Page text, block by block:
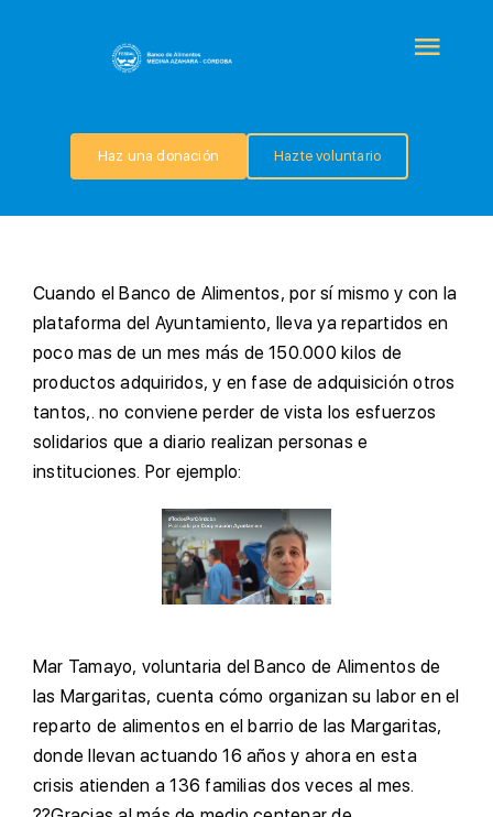
QUIÉNES SOMOS
TRANSPARENCIA
NOTICIAS
Haz una donación Hazte voluntario
Cuando el Banco de Alimentos, por sí mismo y con la
plataforma del Ayuntamiento, lleva ya repartidos en
poco mas de un mes más de 150.000 kilos de
productos adquiridos, y en fase de adquisición otros
tantos,. no conviene perder de vista los esfuerzos
solidarios que a diario realizan personas e
instituciones. Por ejemplo:
Mar Tamayo, voluntaria del Banco de Alimentos de
las Margaritas, cuenta cómo organizan su labor en el
reparto de alimentos en el barrio de las Margaritas,
donde llevan actuando 16 años y ahora en esta
crisis atienden a 136 familias dos veces al mes.